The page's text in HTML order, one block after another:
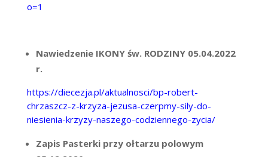
o=1
Nawiedzenie IKONY św. RODZINY 05.04.2022
r.
https://diecezja.pl/aktualnosci/bp-robert-
chrzaszcz-z-krzyza-jezusa-czerpmy-sily-do-
niesienia-krzyzy-naszego-codziennego-zycia/
Zapis Pasterki przy ołtarzu polowym